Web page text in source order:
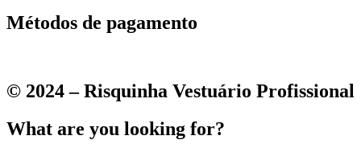
Métodos de pagamento
© 2024 – Risquinha Vestuário Profissional
What are you looking for?